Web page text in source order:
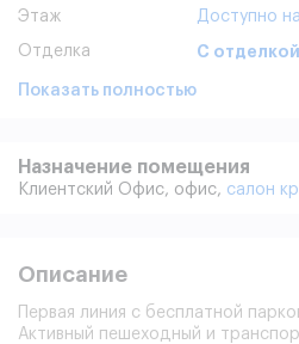
Этаж Доступно
Отделка С отделкой
Показать полностью
Назначение помещения
Клиентский Офис, офис, салон
Описание
Первая линия с бесплатной
Активный пешеходный и